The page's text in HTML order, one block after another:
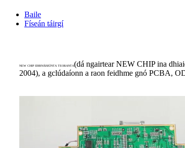
Baile
Físeán táirgí
NEW CHIP IDIRNÁISIÚNTA TEORANTA(dá ngairtear NEW CHIP ina
2004), a gclúdaíonn a raon feidhme gnó PCBA,